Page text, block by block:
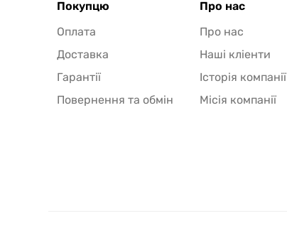
Покупцю
Оплата
Доставка
Гарантії
Повернення та обмін
Про нас
Про нас
Наші кліенти
Історія компанії
Місія компанії